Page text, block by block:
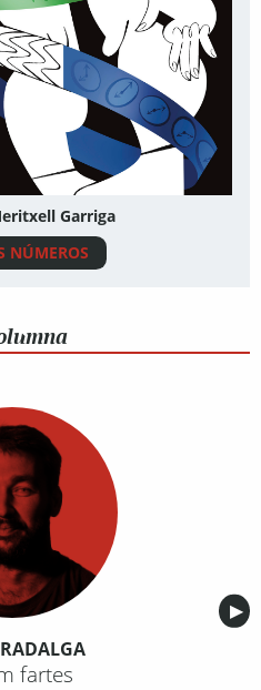
Garriga
NÚMEROS
▶︎
fartes